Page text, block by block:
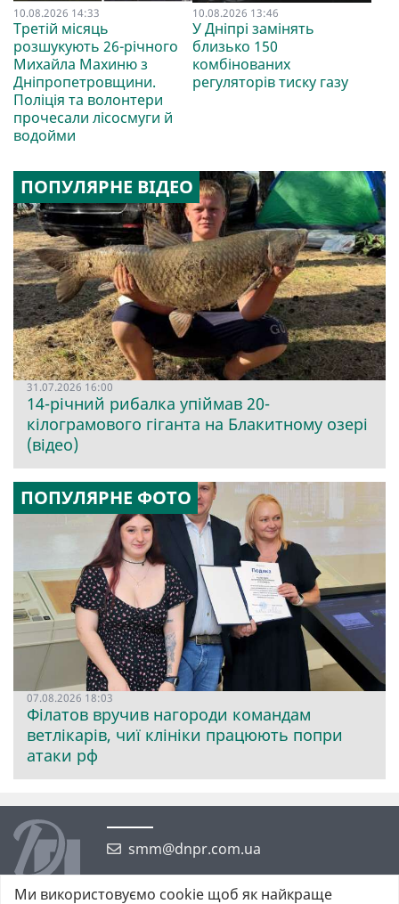
10.08.2026 14:33
Третій місяць
розшукують 26-річного
Михайла Махиню з
Дніпропетровщини.
Поліція та волонтери
прочесали лісосмуги й
водойми
10.08.2026 13:46
У Дніпрі замінять
близько 150
комбінованих
регуляторів тиску газу
ПОПУЛЯРНЕ ВІДЕО
31.07.2026 16:00
14-річний рибалка упіймав 20-
кілограмового гіганта на Блакитному озері
(відео)
ПОПУЛЯРНЕ ФОТО
07.08.2026 18:03
Філатов вручив нагороди командам
ветлікарів, чиї клініки працюють попри
атаки рф
smm@dnpr.com.ua
Ми використовуємо cookie щоб як найкраще